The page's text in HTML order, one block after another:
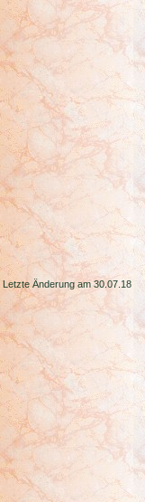
Letzte Änderung am 30.07.18